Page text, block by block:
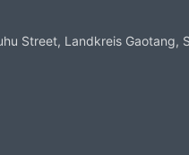
Street, Landkreis Gaotang,